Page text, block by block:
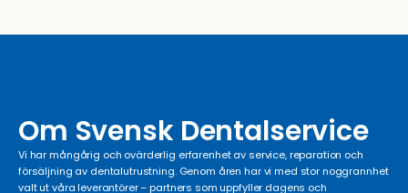
Om Svensk Dentalservice
Vi har mångårig och ovärderlig erfarenhet av service, reparation och
försäljning av dentalutrustning. Genom åren har vi med stor noggrannhet
valt ut våra leverantörer – partners som uppfyller dagens och